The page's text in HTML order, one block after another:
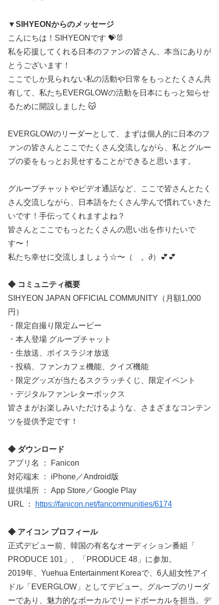
▼SIHYEONからのメッセージ
こんにちは！SIHYEONです 💝🐰
私を応援してくれる日本のファンの皆さん、本当にありが
とうございます！
ここでしか見られない私の活動や日常をもっとたくさん共
有して、私たちEVERGLOWの活動を日本にもっと知らせ
るために開設しました 😽
EVERGLOWのリーダーとして、まずは個人的に日本のフ
ァンの皆さんとここでたくさん交流しながら、私とグルー
プの姿をもっとお見せすることができると思います。
グループチャットやビデオ通話など、ここで皆さんとたく
さん交流しながら、日本語をたくさん学んで慣れていきた
いです！手伝ってくれますよね？
皆さんとここでもっとたくさんの思い出を作りたいで
す〜！
私たち幸せに交流しましょう☆〜（ゝ。∂）💕💕
◆ コミュニティ概要
SIHYEON JAPAN OFFICIAL COMMUNITY（月額1,000
円）
・限定自撮り限定ムービー
・本人登場 グループチャット
・生放送、ボイスラジオ放送
・投稿、ファンカフェ機能、クイズ機能
・限定グッズが当たるスクラッチくじ、限定イベント
・デジタルファンレターボックス
皆さまがお楽しみいただけるような、さまざまなコンテン
ツを提供予定です！
◆ ダウンロード
アプリ名 ： Fanicon
対応端末 ： iPhone／Android版
提供場所 ： App Store／Google Play
URL ：
https://fanicon.net/fancommunities/6174
◆ アイコン プロフィール
正式デビュー前、韓国の有名なオーディション番組「​
PRODUCE 101」、「PRODUCE 48」に参加。
2019年、Yuehua Entertainment Koreaで、6人組女性アイ
ドル「EVERGLOW」としてデビュー。グループのリーダ
ーであり、魅力的なボーカルでリードボーカルを担当。デ